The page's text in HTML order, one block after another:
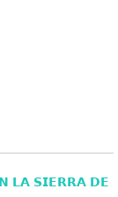
𝗟𝗔 𝗦𝗜𝗘𝗥𝗥𝗔 𝗗𝗘